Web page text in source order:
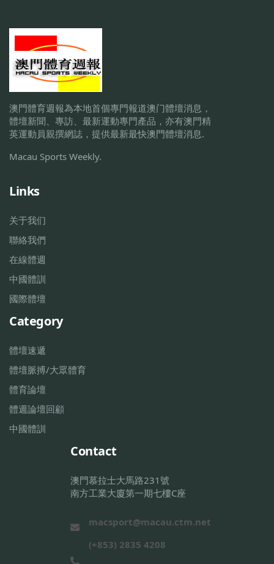
澳門體育週報為本地首個專門報道澳门體壇消息，
體壇新聞、專訪、最新運動專門產品，亦有澳門精
英運動員親撰網誌，提供最新最快澳門體壇消息.
Macau Sports Weekly.
Links
关于我们
聯絡我們
在線體週
中國體訓
國際體壇
Category
體壇速遞
體壇脈搏/大眾體育
體育論壇
體週論壇回顧
中國體訓
Contact
澳門慕拉士大馬路231號
南方工業大廈第一期七樓C座
macsport@macau.ctm.net
(+853) 2835 4208